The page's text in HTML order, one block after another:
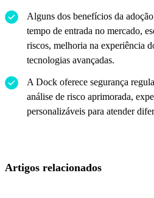
Alguns dos benefícios da
tempo de entrada no mercado,
riscos, melhoria na experiência
tecnologias avançadas.
A Dock oferece segurança
análise de risco aprimorada,
personalizáveis para atender
Artigos relacionados